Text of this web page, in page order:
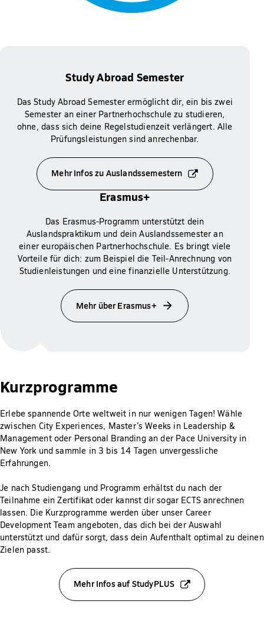
Study Abroad Semester
Das Study Abroad Semester ermöglicht dir, ein bis zwei
Semester an einer Partnerhochschule zu studieren,
ohne, dass sich deine Regelstudienzeit verlängert. Alle
Prüfungsleistungen sind anrechenbar.
Mehr Infos zu Auslandssemestern
Erasmus+
Das Erasmus-Programm unterstützt dein
Auslandspraktikum und dein Auslandssemester an
einer europäischen Partnerhochschule. Es bringt viele
Vorteile für dich: zum Beispiel die Teil-Anrechnung von
Studienleistungen und eine finanzielle Unterstützung.
Mehr über Erasmus+
Kurzprogramme
Erlebe spannende Orte weltweit in nur wenigen Tagen! Wähle
zwischen City Experiences, Master’s Weeks in Leadership &
Management oder Personal Branding an der Pace University in
New York und sammle in 3 bis 14 Tagen unvergessliche
Erfahrungen.
Je nach Studiengang und Programm erhältst du nach der
Teilnahme ein Zertifikat oder kannst dir sogar ECTS anrechnen
lassen. Die Kurzprogramme werden über unser Career
Development Team angeboten, das dich bei der Auswahl
unterstützt und dafür sorgt, dass dein Aufenthalt optimal zu deinen
Zielen passt.
Mehr Infos auf StudyPLUS